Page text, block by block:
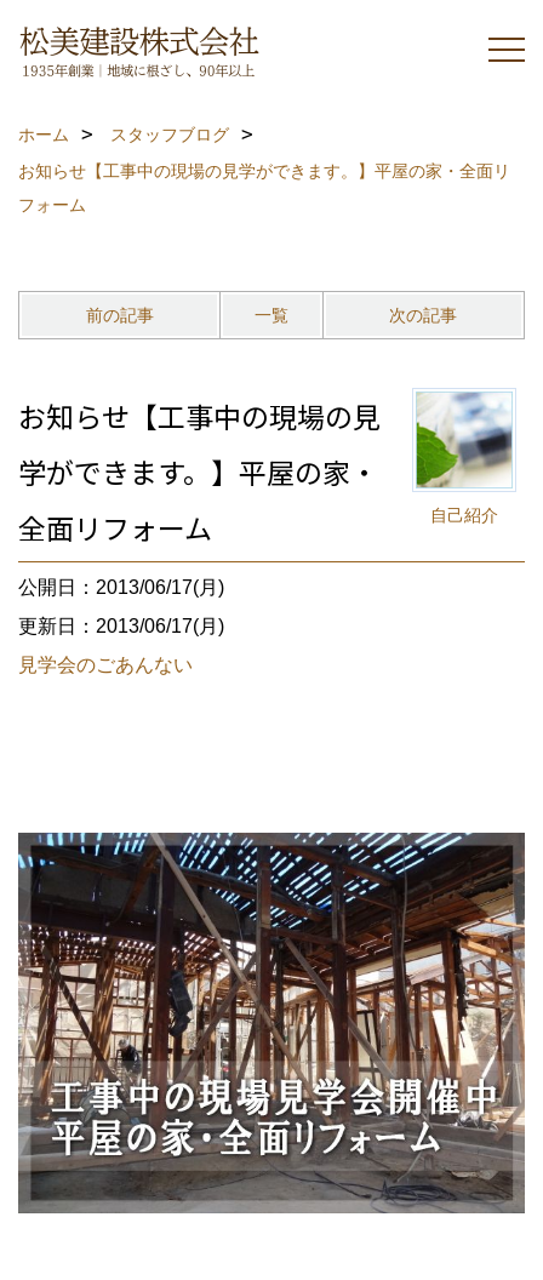
ホーム
スタッフブログ
お知らせ【工事中の現場の見学ができます。】平屋の家・全面リ
フォーム
前の記事 一覧 次の記事
自己紹介
お知らせ【工事中の現場の見
学ができます。】平屋の家・
全面リフォーム
公開日：2013/06/17(月)
更新日：2013/06/17(月)
見学会のごあんない